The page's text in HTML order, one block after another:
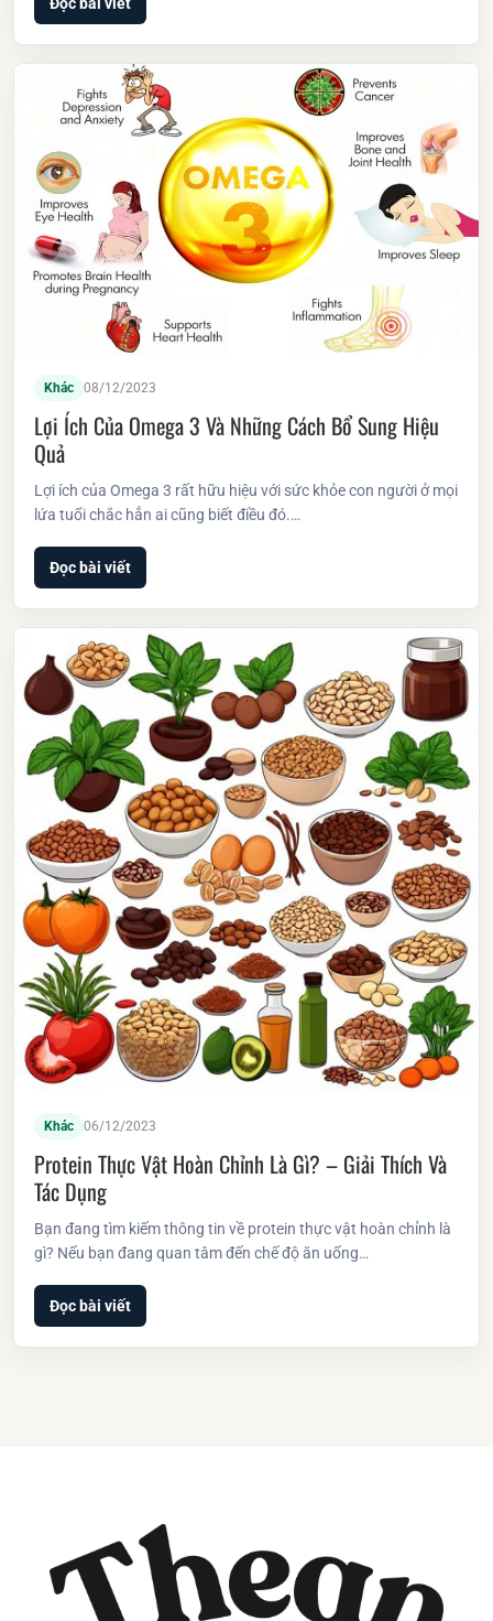
Khác 08/12/2023
Lợi Ích Của Omega 3 Và Những Cách Bổ Sung Hiệu
Quả
Lợi ích của Omega 3 rất hữu hiệu với sức khỏe con người ở mọi
lứa tuổi chắc hẳn ai cũng biết điều đó.…
Đọc bài viết
Khác 06/12/2023
Protein Thực Vật Hoàn Chỉnh Là Gì? – Giải Thích Và
Tác Dụng
Bạn đang tìm kiếm thông tin về protein thực vật hoàn chỉnh là
gì? Nếu bạn đang quan tâm đến chế độ ăn uống…
Đọc bài viết